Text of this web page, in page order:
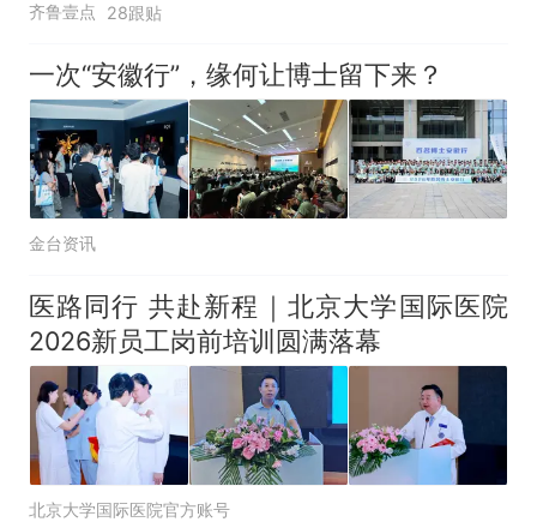
齐鲁壹点 28跟贴
一次“安徽行”，缘何让博士留下来？
金台资讯
医路同行 共赴新程｜北京大学国际医院
2026新员工岗前培训圆满落幕
北京大学国际医院官方账号